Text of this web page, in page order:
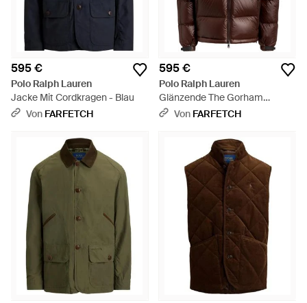
595 €
Polo Ralph Lauren
Jacke Mit Cordkragen - Blau
Von FARFETCH
595 €
Polo Ralph Lauren
Glänzende The Gorham
Daunenjacke - Braun
Von FARFETCH